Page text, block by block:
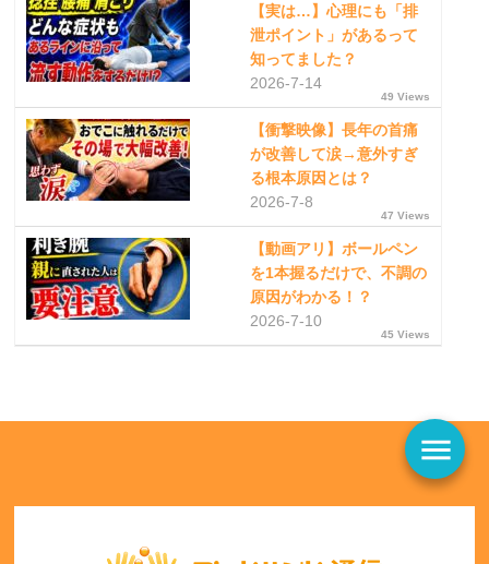
【実は…】心理にも「排
泄ポイント」があるって
知ってました？
2026-7-14
49 Views
【衝撃映像】長年の首痛
が改善して涙→意外すぎ
る根本原因とは？
2026-7-8
47 Views
【動画アリ】ボールペン
を1本握るだけで、不調の
原因がわかる！？
2026-7-10
45 Views
menu